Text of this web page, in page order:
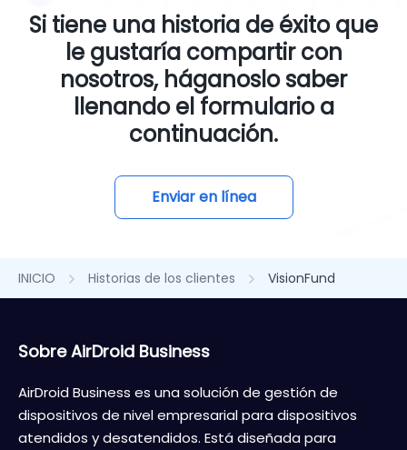
Si tiene una historia de éxito que
le gustaría compartir con
nosotros, háganoslo saber
llenando el formulario a
continuación.
Enviar en línea
INICIO Historias de los clientes VisionFund
Sobre AirDroid Business
AirDroid Business es una solución de gestión de
dispositivos de nivel empresarial para dispositivos
atendidos y desatendidos. Está diseñada para